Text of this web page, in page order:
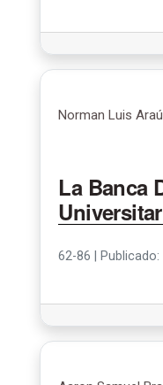
Norman Luis
La Banca
62-86